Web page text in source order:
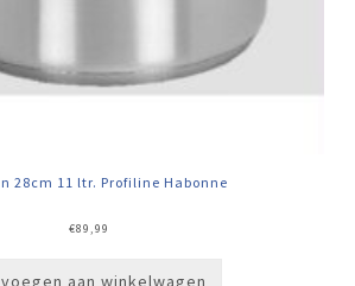
28cm 11 ltr. Profiline Habonne
€89,99
aan winkelwagen